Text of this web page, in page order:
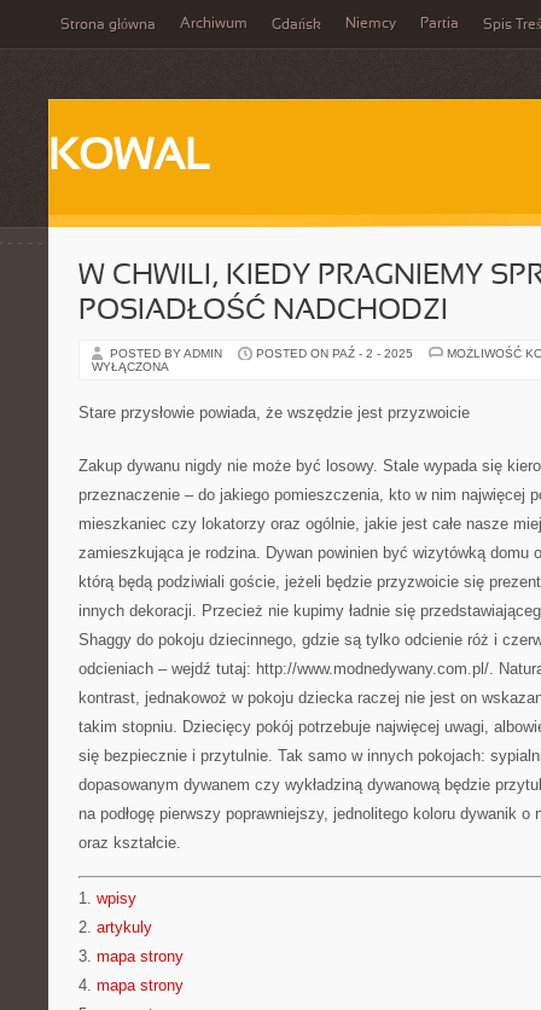
Strona główna Archiwum Gdańsk Niemcy Partia Spis
KOWAL
W CHWILI, KIEDY PRAGNIEMY
POSIADŁOŚĆ NADCHODZI
POSTED BY ADMIN POSTED ON PAŹ - 2 - 2025
MOŻLIWOŚĆ
WYŁĄCZONA
Stare przysłowie powiada, że wszędzie jest przyzwoicie
Zakup dywanu nigdy nie może być losowy. Stale wypada się
przeznaczenie – do jakiego pomieszczenia, kto w nim najwięcej
mieszkaniec czy lokatorzy oraz ogólnie, jakie jest całe nasze
zamieszkująca je rodzina. Dywan powinien być wizytówką domu
którą będą podziwiali goście, jeżeli będzie przyzwoicie się
innych dekoracji. Przecież nie kupimy ładnie się
Shaggy do pokoju dziecinnego, gdzie są tylko odcienie róż i
odcieniach – wejdź tutaj: http://www.modnedywany.com.pl/.
kontrast, jednakowoż w pokoju dziecka raczej nie jest on
takim stopniu. Dziecięcy pokój potrzebuje najwięcej uwagi,
się bezpiecznie i przytulnie. Tak samo w innych pokojach:
dopasowanym dywanem czy wykładziną dywanową będzie
na podłogę pierwszy poprawniejszy, jednolitego koloru dywanik o
oraz kształcie.
1. wpisy
2. artykuly
3. mapa strony
4. mapa strony